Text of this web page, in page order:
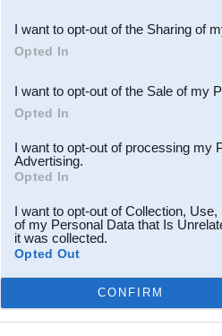
Downstream Participants
third parties.
I want to opt-out of the Sharing of
Opted In
I want to opt-out of the Sale of my
Opted In
I want to opt-out of processing my
Advertising.
Opted In
I want to opt-out of Collection,
of my Personal Data that Is
it was collected.
Opted Out
CONFIRM